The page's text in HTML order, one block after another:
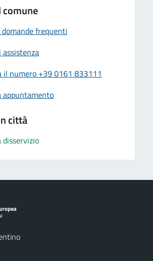
domande frequenti
assistenza
il numero +39 0161 833111
appuntamento
città
disservizio